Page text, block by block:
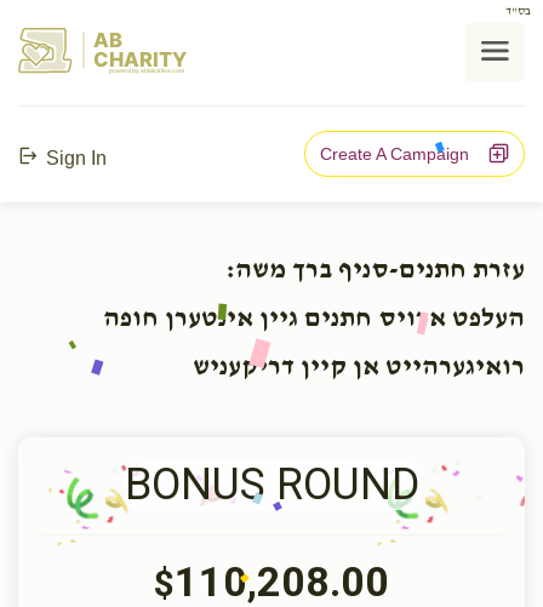
בס"ד
AB
CHARITY
powerd by ahblicklive.com
Sign In Create A Campaign
עזרת חתנים-סניף ברך משה:
העלפט ארויס חתנים גיין אינטערן חופה
רואיגערהייט אן קיין דריקעניש
BONUS ROUND
$110,208.00